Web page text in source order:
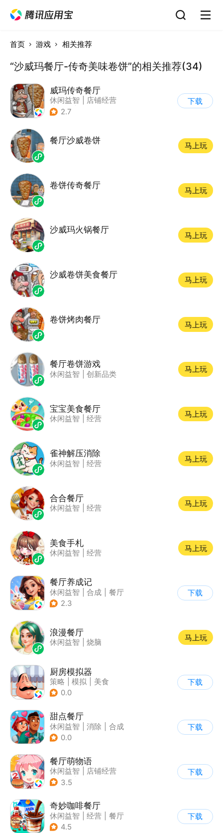
首页 游戏 相关推荐
“沙威玛餐厅-传奇美味卷饼”的相关推荐(34)
威玛传奇餐厅
休闲益智
店铺经营
| 美食
2.7
下载
餐厅沙威卷饼
马上玩
卷饼传奇餐厅
马上玩
沙威玛火锅餐厅
马上玩
沙威卷饼美食餐厅
马上玩
卷饼烤肉餐厅
马上玩
餐厅卷饼游戏
休闲益智 创新品类
马上玩
宝宝美食餐厅
休闲益智 经营
马上玩
雀神解压消除
休闲益智 经营
马上玩
合合餐厅
休闲益智 经营
马上玩
美食手札
休闲益智 经营
马上玩
餐厅养成记
休闲益智 合成
餐厅
| 清新
2.3
下载
浪漫餐厅
休闲益智 烧脑
马上玩
厨房模拟器
策略 模拟
美食
| 剧情
0.0
下载
甜点餐厅
休闲益智 消除
合成
0.0
下载
餐厅萌物语
休闲益智
店铺经营
| 美食
3.5
下载
奇妙咖啡餐厅
休闲益智 经营
餐厅
| 宝宝巴士
4.5
下载